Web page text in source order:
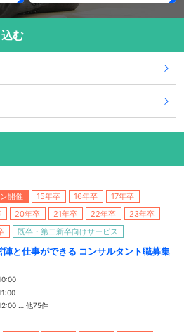
む
開催 15年卒 16年卒
17年卒
20年卒 21年卒 22年卒
23年卒
既卒・第二新卒向けサービス
と仕事ができる コンサルタント職募集
… 他75件